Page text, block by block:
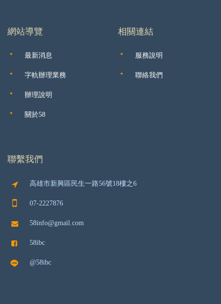
網站導覽
最新消息
字軌辦理業務
辦理說明
關於58
相關連結
服務說明
聯絡我們
聯繫我們
高雄市新興區民生一路56號18樓之6
07-2227876
58info@gmail.com
58ibc
@58ibc